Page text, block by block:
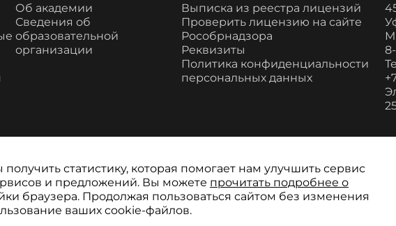
Об академии
Сведения об
образовательной
организации
Выписка из реестра лицензий
Проверить лицензию на сайте
Рособрнадзора
Реквизиты
Политика конфиденциальности
персональных данных
профессионального развития
статистику, которая помогает нам улучшить сервис
и предложений. Вы можете прочитать подробнее о
браузера. Продолжая пользоваться сайтом без изменения
ваших cookie-файлов.